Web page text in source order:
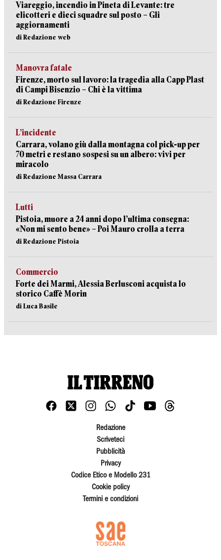
Viareggio, incendio in Pineta di Levante: tre
elicotteri e dieci squadre sul posto – Gli
aggiornamenti
di Redazione web
Manovra fatale
Firenze, morto sul lavoro: la tragedia alla Capp Plast
di Campi Bisenzio – Chi è la vittima
di Redazione Firenze
L’incidente
Carrara, volano giù dalla montagna col pick-up per
70 metri e restano sospesi su un albero: vivi per
miracolo
di Redazione Massa Carrara
Lutti
Pistoia, muore a 24 anni dopo l’ultima consegna:
«Non mi sento bene» – Poi Mauro crolla a terra
di Redazione Pistoia
Commercio
Forte dei Marmi, Alessia Berlusconi acquista lo
storico Caffè Morin
di Luca Basile
Redazione
Scriveteci
Pubblicità
Privacy
Codice Etico e Modello 231
Cookie policy
Termini e condizioni